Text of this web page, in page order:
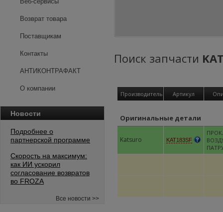
Возврат товара
Поставщикам
Контакты
АНТИКОНТРАФАКТ
О компании
Новости
Подробнее о
партнерской программе
Скорость на максимум:
как ИИ ускорил
согласование возвратов
во FROZA
Все новости >>
Поиск запчасти
Производитель Артикул
Оригинальные детали
Katsuro KAT183SF